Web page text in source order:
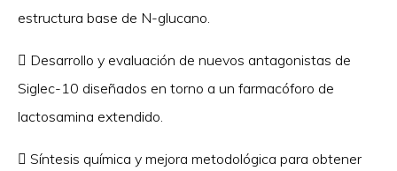
estructura base de N-glucano.
 Desarrollo y evaluación de nuevos antagonistas de
Siglec-10 diseñados en torno a un farmacóforo de
lactosamina extendido.
 Síntesis química y mejora metodológica para obtener